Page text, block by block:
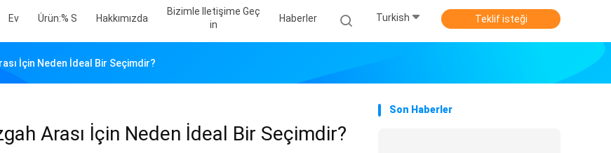
Ev Ürün:% S Hakkımızda
Bizimle Iletişime Geç
In
Haberler Turkish Teklif isteği
İçin Neden İdeal Bir Seçimdir?
Arası İçin Neden İdeal Bir Seçimdir?
Son Haberler